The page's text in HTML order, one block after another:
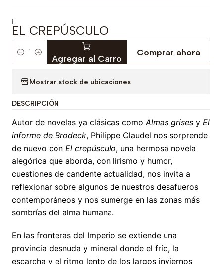
|
EL CREPÚSCULO
Cantidad Agregar al Carro
Comprar ahora
Mostrar stock de ubicaciones
DESCRIPCIÓN
Autor de novelas ya clásicas comoAlmas grises y El
informe de Brodeck, Philippe Claudel nos sorprende
de nuevo con El crepúsculo, una hermosa novela
alegórica que aborda, con lirismo y humor,
cuestiones de candente actualidad, nos invita a
reflexionar sobre algunos de nuestros desafueros
contemporáneos y nos sumerge en las zonas más
sombrías del alma humana.
En las fronteras del Imperio se extiende una
provincia desnuda y mineral donde el frío, la
escarcha y el ritmo lento de los largos inviernos